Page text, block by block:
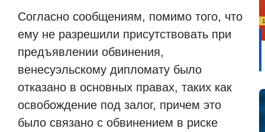
Согласно сообщениям, помимо того, что
ему не разрешили присутствовать при
предъявлении обвинения,
венесуэльскому дипломату было
отказано в основных правах, таких как
освобождение под залог, причем это
было связано с обвинением в риске